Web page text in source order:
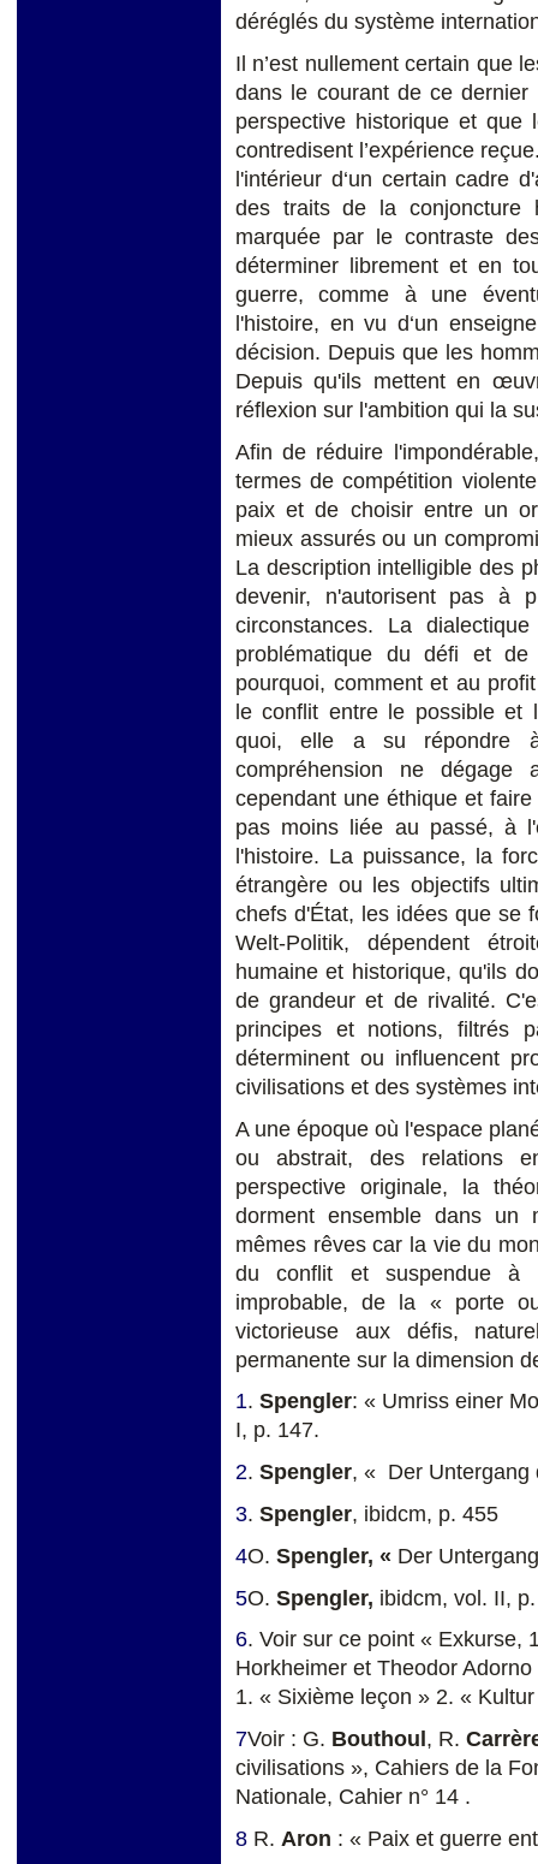
déréglés du système
Il n’est nullement certain que
dans le courant de ce
perspective historique et
contredisent l’expérience
l'intérieur d‘un certain cadre
des traits de la conjoncture
marquée par le contraste
déterminer librement et en
guerre, comme à une
l'histoire, en vu d‘un
décision. Depuis que les
Depuis qu'ils mettent en
réflexion sur l'ambition qui la
Afin de réduire
termes de compétition
paix et de choisir entre un
mieux assurés ou un
La description intelligible des
devenir, n'autorisent pas à
circonstances. La
problématique du défi et
pourquoi, comment et au
le conflit entre le possible et
quoi, elle a su répondre
compréhension ne dégage
cependant une éthique et
pas moins liée au passé, à
l'histoire. La puissance, la
étrangère ou les objectifs
chefs d'État, les idées que se
Welt-Politik, dépendent
humaine et historique, qu'ils
de grandeur et de rivalité.
principes et notions, filtrés
déterminent ou influencent
civilisations et des systèmes
A une époque où l'espace
ou abstrait, des relations
perspective originale, la
dorment ensemble dans un
mêmes rêves car la vie du
du conflit et suspendue à
improbable, de la « porte
victorieuse aux défis,
permanente sur la dimension
1. Spengler: « Umriss einer
I, p. 147.
2. Spengler, « Der Untergang
3. Spengler, ibidcm, p. 455
4O. Spengler, « Der
5O. Spengler, ibidcm, vol. II,
6. Voir sur ce point « Exkurse,
Horkheimer et Theodor
1. « Sixième leçon » 2. «
7Voir : G. Bouthoul, R.
civilisations », Cahiers de la
Nationale, Cahier n° 14 .
8 R. Aron : « Paix et guerre